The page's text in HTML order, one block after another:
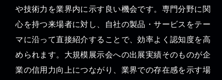
や技術力を業界内に示す良い機会です。専門分野に関
心を持つ来場者に対し、自社の製品・サービスをテー
マに沿って直接紹介することで、効率よく認知度を高
められます。大規模展示会への出展実績そのものが企
業の信用力向上につながり、業界での存在感を示す場